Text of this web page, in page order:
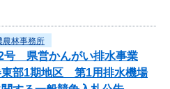
農林事務所
号 県営かんがい排水事業
部1期地区 第1用排水機場